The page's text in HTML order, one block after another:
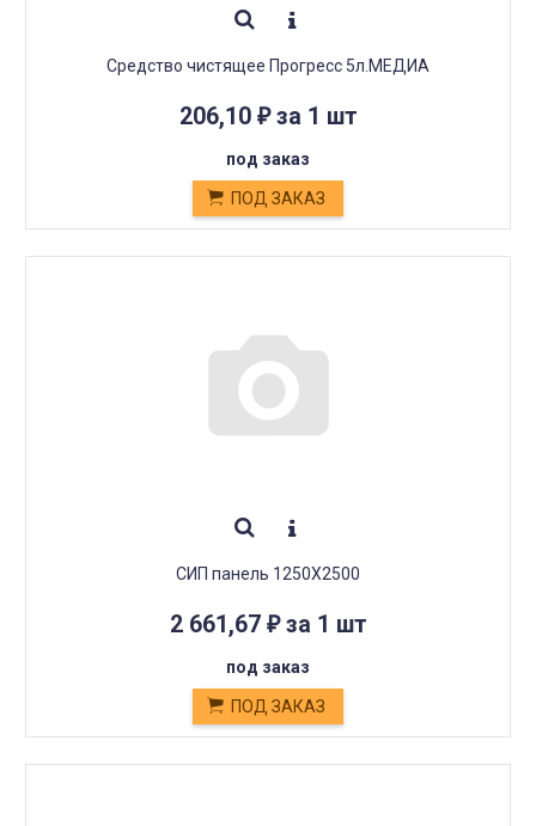
Средство чистящее Прогресс 5л.МЕДИА
206,10 ₽за 1 шт
под заказ
ПОД ЗАКАЗ
СИП панель 1250Х2500
2 661,67 ₽за 1 шт
под заказ
ПОД ЗАКАЗ